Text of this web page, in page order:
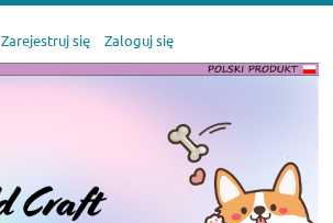
Zarejestruj się Zaloguj się